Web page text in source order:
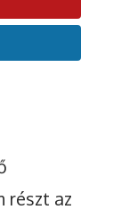
részt az